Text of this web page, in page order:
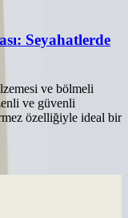
Seyahatlerde
ve bölmeli
ve güvenli
özelliğiyle ideal bir